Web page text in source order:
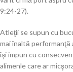
9:24-27).
Atleţii se supun cu
mai înaltă performanţă
îşi impun cu
alimenle care ar